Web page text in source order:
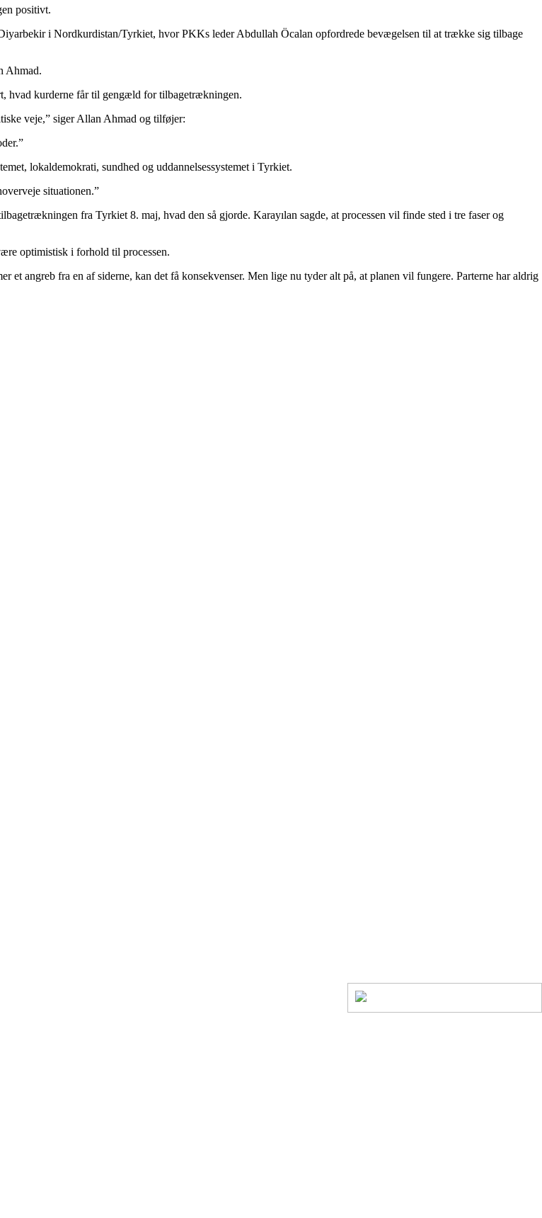
positivt.
i Nordkurdistan/Tyrkiet, hvor PKKs leder Abdullah Öcalan opfordrede bevægelsen til at trække sig tilbage
Ahmad.
hvad kurderne får til gengæld for tilbagetrækningen.
veje,” siger Allan Ahmad og tilføjer:
lokaldemokrati, sundhed og uddannelsessystemet i Tyrkiet.
situationen.”
fra Tyrkiet 8. maj, hvad den så gjorde. Karayılan sagde, at processen vil finde sted i tre faser og
optimistisk i forhold til processen.
angreb fra en af siderne, kan det få konsekvenser. Men lige nu tyder alt på, at planen vil fungere. Parterne har aldrig